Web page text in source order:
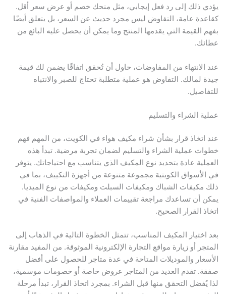
يؤدي ذلك إلى رد فعل إيجابي، مثل منحك خصم أو عرض سعر أقل.
كقاعدة عامة، التفاوض ليس مجرد حديث عن السعر، بل يتعلق أيضًا
بفهم القيمة التي يقدمها المنتج وما يمكن أن يحصل عليه البائع من
عطائك.
عند الانتهاء من المفاوضات، حاول أن تُحقق اتفاقًا يضمن لك قيمة
جيدة لمالك. التفاوض هو عملية متطلبة تحتاج للصبر والانتباه
للتفاصيل.
عملية الشراء والتسليم
عند اتخاذ قرار بشأن شراء مكيف هواء في الكويت، من المهم فهم
خطوات عملية الشراء والتسليم لضمان تجربة مرضية. تبدأ هذه
العملية عادة بتحديد نوع المكيف الذي يتناسب مع احتياجاتك. يتوفر
في الأسواق الكويتية مجموعة متنوعة من أجهزة التكييف، بما في
ذلك مكيفات الشباك ومكيفات السبلت ومكيفات من نوع الميديا.
يمكن أن تساعدك مراجعة تقييمات العملاء والمواصفات الفنية في
اتخاذ القرار الصحيح.
بعد اختيار المكيف المناسب، تتمثل الخطوة التالية في الذهاب إلى
المتجر أو زيارة مواقع التجارة الإلكترونية الموثوقة. من المفيد مقارنة
الأسعار والموديلات المتاحة في عدة متاجر للحصول على أفضل
صفقة. تقدم العديد من المتاجر عروض خاصة أو خصومات موسمية،
لذا يُفضل التحقق منها قبل الشراء. بمجرد اتخاذ القرار، تبدأ مرحلة